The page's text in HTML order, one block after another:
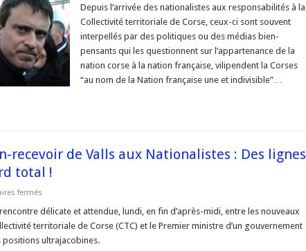
« Pour
un
véritable
dialogue,
sans
tabous,
entre
la
et
Depuis l’arrivée des nationalistes aux responsabilités à la
Collectivité territoriale de Corse, ceux-ci sont souvent
interpellés par des politiques ou des médias bien-
pensants qui les questionnent sur l’appartenance de la
nation corse à la nation française, vilipendent la Corses
“au nom de la Nation française une et indivisible”…
recevoir de Valls aux Nationalistes : Des lignes
total !
ferméssur
–
de
non-
recevoir
rencontre délicate et attendue, lundi, en fin d’après-midi, entre les nouveaux
territoriale de Corse (CTC) et le Premier ministre d’un gouvernement
ultrajacobines.